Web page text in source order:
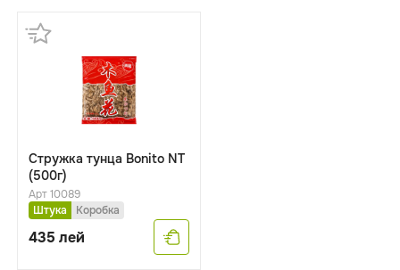
Cтружка тунца Bonito NT
(500г)
Арт 10089
Штука
Коробка
435 лей